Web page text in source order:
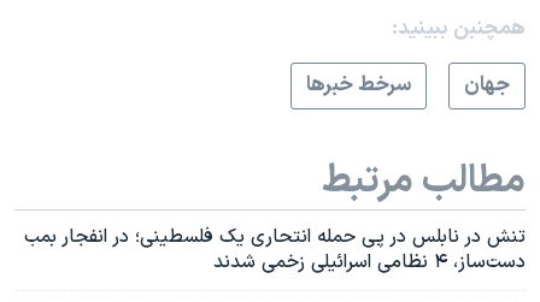
همچنبن ببینید:
جهان
سرخط خبرها
مطالب مرتبط
تنش در نابلس در پی حمله انتحاری یک فلسطینی؛ در انفجار بمب
دست‌ساز، ۴ نظامی اسرائیلی زخمی شدند